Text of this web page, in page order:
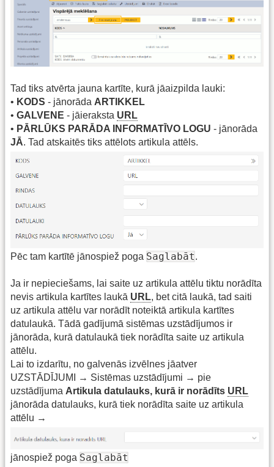
Tad tiks atvērta jauna kartīte, kurā jāaizpilda lauki:
• KODS - jānorāda ARTIKKEL
• GALVENE - jāieraksta URL
• PĀRLŪKS PARĀDA INFORMATĪVO LOGU - jānorāda
JĀ. Tad atskaitēs tiks attēlots artikula attēls.
Pēc tam kartītē jānospiež poga Saglabāt.
Ja ir nepieciešams, lai saite uz artikula attēlu tiktu norādīta
nevis artikula kartītes laukā URL, bet citā laukā, tad saiti
uz artikula attēlu var norādīt noteiktā artikula kartītes
datulaukā. Tādā gadījumā sistēmas uzstādījumos ir
jānorāda, kurā datulaukā tiek norādīta saite uz artikula
attēlu.
Lai to izdarītu, no galvenās izvēlnes jāatver
UZSTĀDĪJUMI → Sistēmas uzstādījumi → pie
uzstādījuma Artikula datulauks, kurā ir norādīts URL
jānorāda datulauks, kurā tiek norādīta saite uz artikula
attēlu →
jānospiež poga Saglabāt